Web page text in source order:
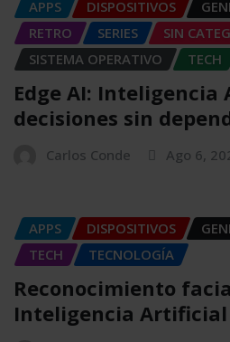
APPS DISPOSITIVOS
RETRO
SERIES
SIN
SISTEMA OPERATIVO
TECH
Edge AI:
decisiones sin
Carlos Conde Ago 6,
APPS DISPOSITIVOS
TECH
TECNOLOGÍA
Reconocimiento
Inteligencia Artificial